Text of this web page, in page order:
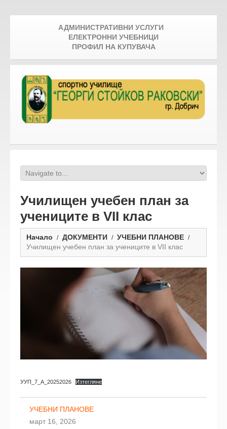
АДМИНИСТРАТИВНИ УСЛУГИ
ЕЛЕКТРОННИ УЧЕБНИЦИ
ПРОФИЛ НА КУПУВАЧА
Училищен учебен план за
учениците в VII клас
Начало ДОКУМЕНТИ
УЧЕБНИ ПЛАНОВЕ
Училищен учебен план за учениците в VII клас
УУП_7_А_20252026 Изтегляне
УЧЕБНИ ПЛАНОВЕ
март 16, 2026